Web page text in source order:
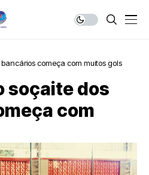
começa com muitos gols
soçaite dos
com